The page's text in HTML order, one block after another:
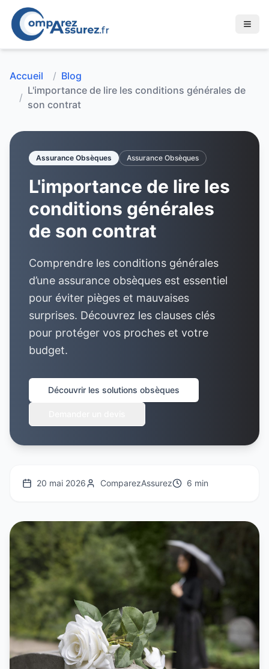
Accueil / Blog
/
L'importance de lire les conditions générales de
son contrat
Assurance Obsèques Assurance Obsèques
L'importance de lire les
conditions générales
de son contrat
Comprendre les conditions générales
d’une assurance obsèques est essentiel
pour éviter pièges et mauvaises
surprises. Découvrez les clauses clés
pour protéger vos proches et votre
budget.
Découvrir les solutions obsèques
20 mai 2026 ComparezAssurez 6 min